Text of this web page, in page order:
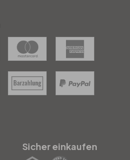
Sicher einkaufen